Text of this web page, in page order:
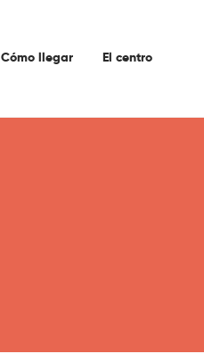
Cómo llegar El centro